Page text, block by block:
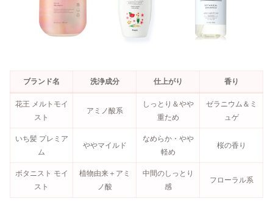
ブランド名 洗浄成分 仕上がり 香り
花王 メルトモイ
スト
アミノ酸系
しっとり＆やや
重ため
ゼラニウム＆ミ
ュゲ
いち髪 プレミア
ム
ややマイルド
なめらか・やや
軽め
桜の香り
ボタニスト モイ
スト
植物由来＋アミ
ノ酸
中間のしっとり
感
フローラル系